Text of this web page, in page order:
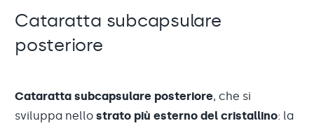
Cataratta subcapsulare
posteriore
Cataratta subcapsulare posteriore, che si
sviluppa nello strato più esterno del cristallino: la